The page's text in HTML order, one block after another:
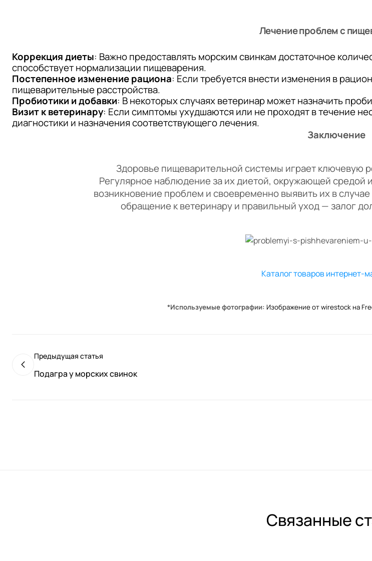
Лечение проблем с
Коррекция диеты: Важно предоставлять морским свинкам достаточное
способствует нормализации пищеварения.
Постепенное изменение рациона: Если требуется внести изменения в
пищеварительные расстройства.
Пробиотики и добавки: В некоторых случаях ветеринар может назначить
Визит к ветеринару: Если симптомы ухудшаются или не проходят в течение
диагностики и назначения соответствующего лечения.
Заключение
Здоровье пищеварительной системы играет ключевую
Регулярное наблюдение за их диетой, окружающей средой
возникновение проблем и своевременно выявить их в
обращение к ветеринару и правильный уход — залог
Каталог товаров интернет-
*Используемые фотографии: Изображение от wirestock на
Предыдущая статья
Подагра у морских свинок
Связанные